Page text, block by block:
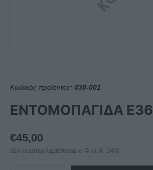
Κωδικός προϊόντος: 430-001
ΕΝΤΟΜΟΠΑΓΙΔΑ E36
€45,00
δεν συμπεριλαμβάνεται ο Φ.Π.Α. 24%